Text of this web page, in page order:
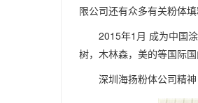
限公司还有众多有关粉体
2015年1月 成为中国
树，木林森，美的等国际
深圳海扬粉体公司精